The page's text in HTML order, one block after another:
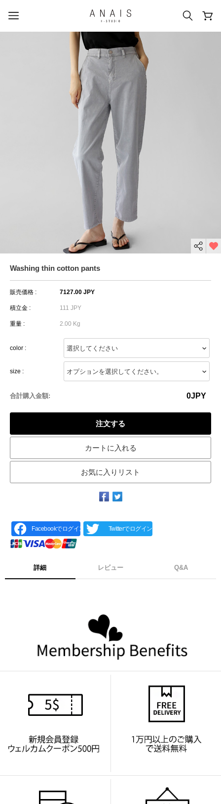
人気のクエリ
#신상5%할인 #아나이스 제작
#당일발송 #BEST OF BEST
Washing thin cotton pants
販売価格 : 7127.00 JPY
積立金 : 111 JPY
重量 : 2.00 Kg
color :
size :
合計購入金額: 0JPY
注文する
カートに入れる
お気に入りリスト
Facebookでログイン Twitterでログイン
詳細 レビュー Q&A